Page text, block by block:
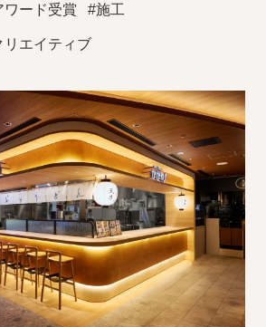
ワード受賞 #施工
リエイティブ